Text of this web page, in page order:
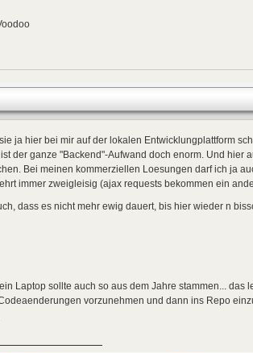
ja hier bei mir auf der lokalen Entwicklungplattform
der ganze "Backend"-Aufwand doch enorm. Und hier
Bei meinen kommerziellen Loesungen darf ich ja
immer zweigleisig (ajax requests bekommen ein
dass es nicht mehr ewig dauert, bis hier wieder n
Laptop sollte auch so aus dem Jahre stammen... das
vorzunehmen und dann ins Repo